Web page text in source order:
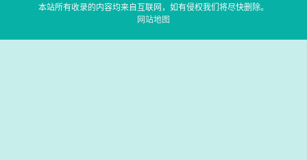
本站所有收录的内容均来自互联网，如有侵权我们将尽快删除。
网站地图